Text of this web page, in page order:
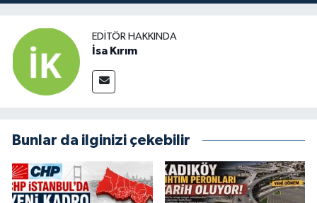
EDITÖR HAKKINDA
İsa Kırım
Bunlar da ilginizi çekebilir